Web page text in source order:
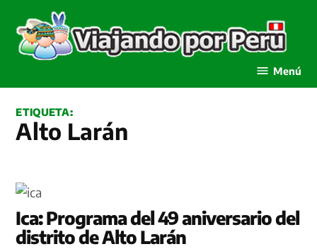
contenido
Menú
ETIQUETA:
Alto Larán
Ica: Programa del 49 aniversario del
distrito de Alto Larán